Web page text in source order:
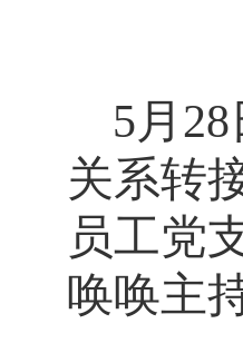
5月
关系转
员工党
唤唤主